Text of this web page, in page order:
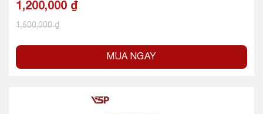
1,200,000 ₫
1,600,000₫
MUA NGAY